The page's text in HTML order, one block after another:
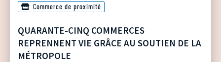
Commerce de proximité
QUARANTE-CINQ COMMERCES
REPRENNENT VIE GRÂCE AU SOUTIEN DE LA
MÉTROPOLE